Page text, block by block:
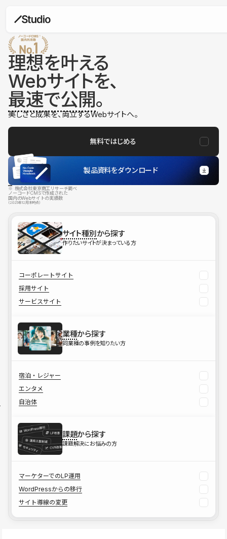
理想を叶える
Webサイトを、
最速で公開。
美しさと成果を、両立するWebサイトへ。
無料ではじめる
製品資料をダウンロード
※ 株式会社東京商工リサーチ調べ
ノーコードCMSで作成された
国内のWebサイトの実績数
（2025年12月末時点）
サイト種別から探す
作りたいサイトが決まっている方
コーポレートサイト
採用サイト
サービスサイト
業種から探す
同業種の事例を知りたい方
宿泊・レジャー
エンタメ
自治体
課題から探す
課題解決にお悩みの方
マーケターでのLP運用
WordPressからの移行
サイト導線の変更